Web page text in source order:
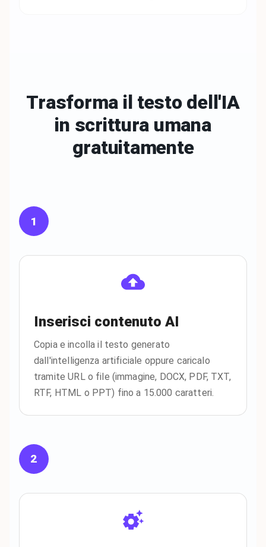
Trasforma il testo dell'IA
in scrittura umana
gratuitamente
1
Inserisci contenuto AI
Copia e incolla il testo generato
dall'intelligenza artificiale oppure caricalo
tramite URL o file (immagine, DOCX, PDF, TXT,
RTF, HTML o PPT) fino a 15.000 caratteri.
2